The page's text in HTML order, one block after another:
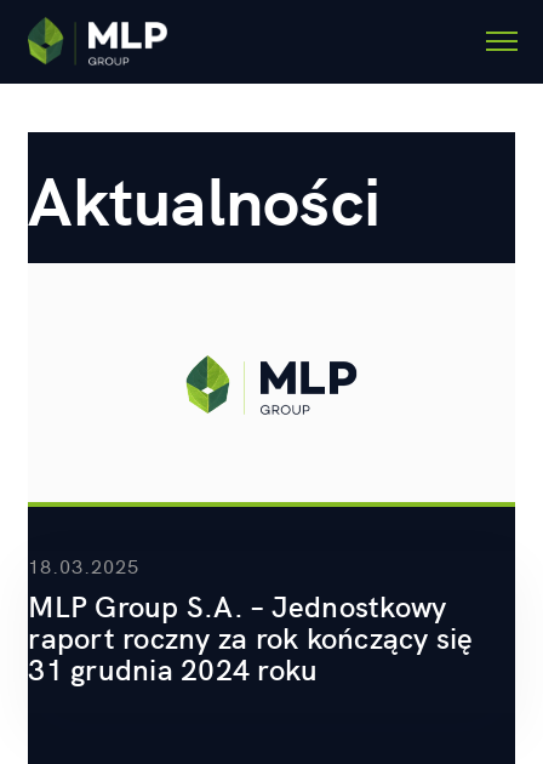
Aktualności
18.03.2025
MLP Group S.A. – Jednostkowy
raport roczny za rok kończący się
31 grudnia 2024 roku